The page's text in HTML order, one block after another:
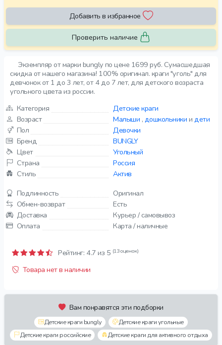
Экземпляр от марки bungly по цене 1699 руб. Сумасшедшая
скидка от нашего магазина! 100% оригинал. краги "уголь" для
девчонок от 1 до 3 лет, от 4 до 7 лет, для детского возраста
угольного цвета из россии.
Категория
Детские краги
Возраст
Малыши , дошкольники и дети
Пол
Девочки
Бренд
BUNGLY
Цвет
Угольный
Страна
Россия
Стиль
Актив
Подлинность
Оригинал
Обмен-возврат
Есть
Доставка
Курьер / самовывоз
Оплата
Карта / наличные
Рейтинг: 4.7 из 5 (13 оценок)
Товара нет в наличии
Вам понравятся эти подборки
Детские краги bungly
Детские краги угольные
Детские краги российские
Детские краги для активного отдыха
Добавить в избранное
Проверить наличие